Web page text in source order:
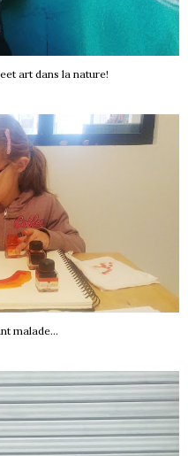
art dans la nature!
malade...